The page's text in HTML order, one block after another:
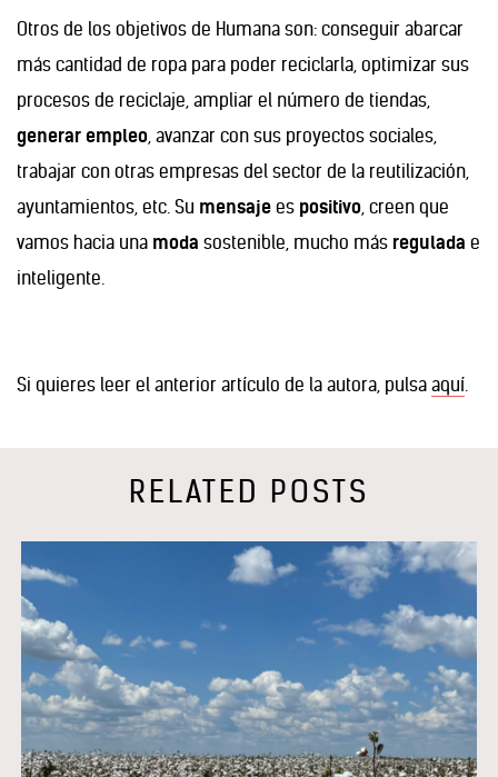
Otros de los objetivos de Humana son: conseguir abarcar
más cantidad de ropa para poder reciclarla, optimizar sus
procesos de reciclaje, ampliar el número de tiendas,
generar empleo, avanzar con sus proyectos sociales,
trabajar con otras empresas del sector de la reutilización,
ayuntamientos, etc. Su mensaje es positivo, creen que
vamos hacia una moda sostenible, mucho más regulada e
inteligente.
Si quieres leer el anterior artículo de la autora, pulsa aquí.
RELATED POSTS